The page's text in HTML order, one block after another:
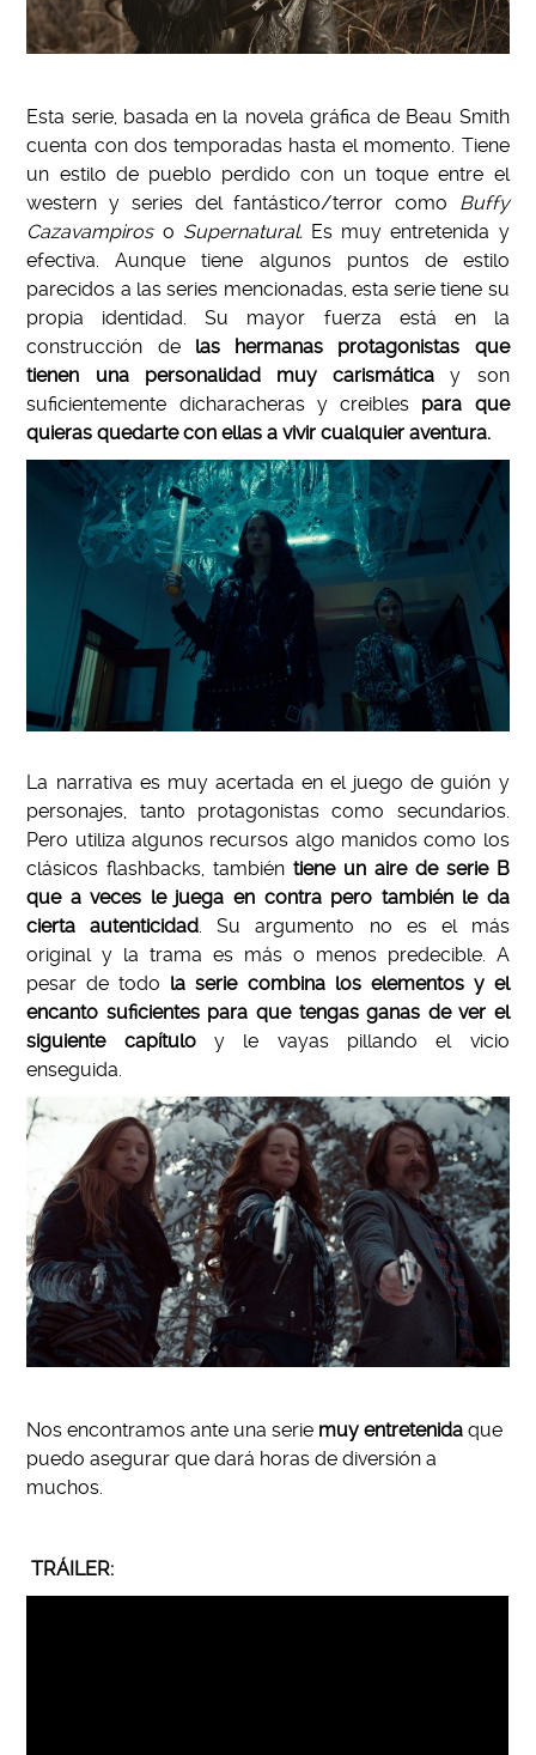
Esta serie, basada en la novela gráfica de Beau Smith
cuenta con dos temporadas hasta el momento. Tiene
un estilo de pueblo perdido con un toque entre el
western y series del fantástico/terror como Buffy
Cazavampiroso Supernatural. Es muy entretenida y
efectiva. Aunque tiene algunos puntos de estilo
parecidos a las series mencionadas, esta serie tiene su
propia identidad. Su mayor fuerza está en la
construcción de las hermanas protagonistas que
tienen una personalidad muy carismática y son
suficientemente dicharacheras y creibles para que
quieras quedarte con ellas a vivir cualquier aventura.
La narrativa es muy acertada en el juego de guión y
personajes, tanto protagonistas como secundarios.
Pero utiliza algunos recursos algo manidos como los
clásicos flashbacks, tambiéntiene un aire de serie B
que a veces le juega en contra pero también le da
cierta autenticidad . Su argumento no es el más
original y la trama es más o menos predecible. A
pesar de todo la serie combina los elementos y el
encanto suficientes para que tengas ganas de ver el
siguiente capítuloy le vayas pillando el vicio
enseguida.
Nos encontramos ante una serie muy entretenida que
puedo asegurar que dará horas de diversión a
muchos.
TRÁILER: